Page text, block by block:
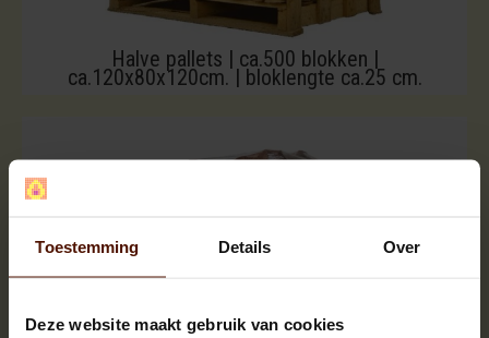
Toestemming Details Over
Deze website maakt gebruik van cookies
Halve pallets | ca.500 blokken |
ca.120x80x120cm. | bloklengte ca.25 cm.